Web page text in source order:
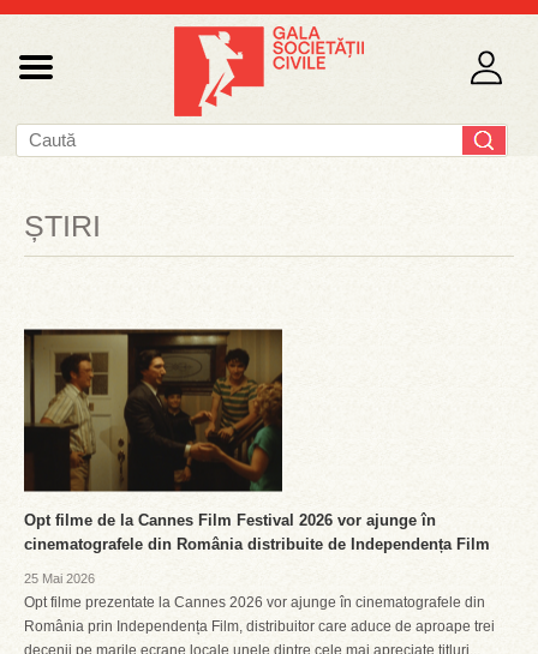
ȘTIRI
Opt filme de la Cannes Film Festival 2026 vor ajunge în
cinematografele din România distribuite de Independența Film
25 Mai 2026
Opt filme prezentate la Cannes 2026 vor ajunge în cinematografele din
România prin Independența Film, distribuitor care aduce de aproape trei
decenii pe marile ecrane locale unele dintre cele mai apreciate titluri...